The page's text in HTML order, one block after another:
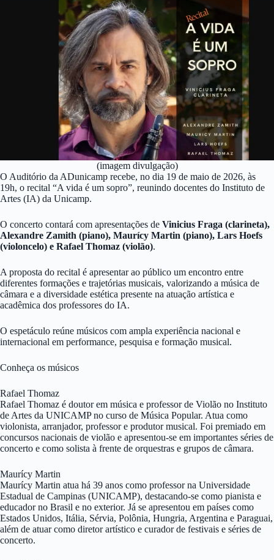
(imagem divulgação)
O Auditório da ADunicamp recebe, no dia 19 de maio de 2026, às
19h, o recital “A vida é um sopro”, reunindo docentes do Instituto de
Artes (IA) da Unicamp.
O concerto contará com apresentações de Vinicius Fraga (clarineta),
Alexandre Zamith (piano), Maurícy Martin (piano), Lars Hoefs
(violoncelo) e Rafael Thomaz (violão).
A proposta do recital é apresentar ao público um encontro entre
diferentes formações e trajetórias musicais, valorizando a música de
câmara e a diversidade estética presente na atuação artística e
acadêmica dos professores do IA.
O espetáculo reúne músicos com ampla experiência nacional e
internacional em performance, pesquisa e formação musical.
Conheça os músicos
Rafael Thomaz
Rafael Thomaz é doutor em música e professor de Violão no Instituto
de Artes da UNICAMP no curso de Música Popular. Atua como
violonista, arranjador, professor e produtor musical. Foi premiado em
concursos nacionais de violão e apresentou-se em importantes séries de
concerto e como solista à frente de orquestras e grupos de câmara.
Maurícy Martin
Maurícy Martin atua há 39 anos como professor na Universidade
Estadual de Campinas (UNICAMP), destacando-se como pianista e
educador no Brasil e no exterior. Já se apresentou em países como
Estados Unidos, Itália, Sérvia, Polônia, Hungria, Argentina e Paraguai,
além de atuar como diretor artístico e curador de festivais e séries de
concerto.